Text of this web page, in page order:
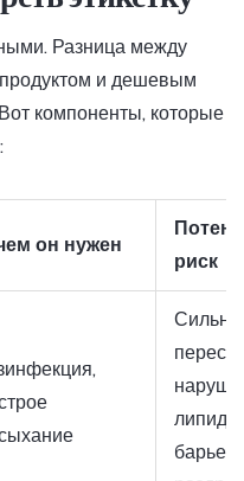
Разница между
и дешевым
компоненты, которые
он нужен
риск